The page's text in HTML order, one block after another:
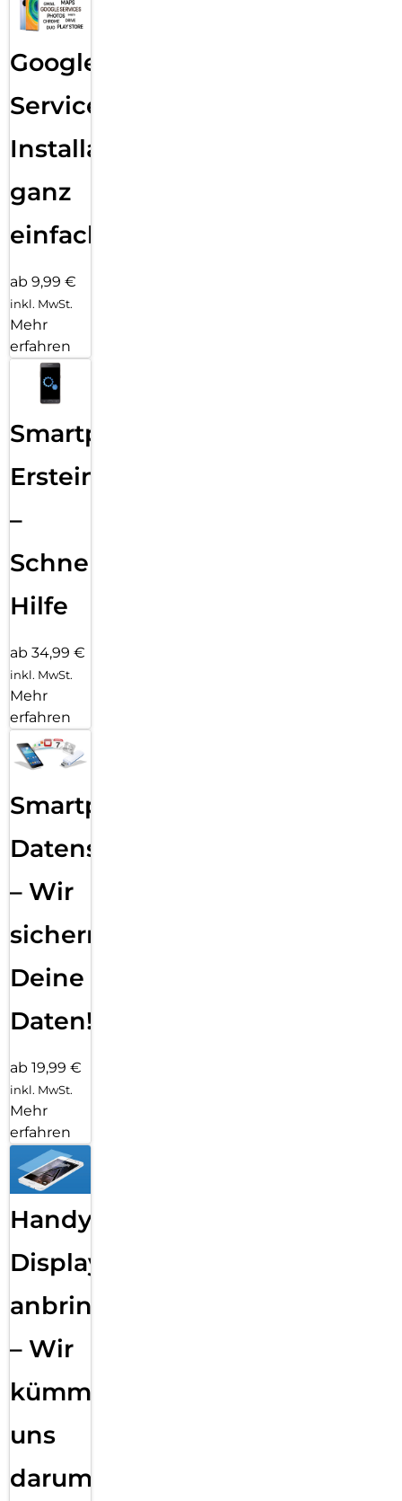
Google
Services
Installation
ganz
einfach
ab 9,99 €
inkl. MwSt.
Mehr
erfahren
Smartphone
Ersteinrichtung
–
Schnelle
Hilfe
ab 34,99 €
inkl. MwSt.
Mehr
erfahren
Smartphone
Datensicherung
– Wir
sichern
Deine
Daten!
ab 19,99 €
inkl. MwSt.
Mehr
erfahren
Handy
Displayfolie
anbringen
– Wir
kümmern
uns
darum!